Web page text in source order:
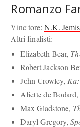
Romanzo
Vincitore:N.K.
Altri finalisti:
Elizabeth Bear,
Robert Jackson
John Crowley,
Aliette de Bodard,
Max Gladstone,
Daryl Gregory,